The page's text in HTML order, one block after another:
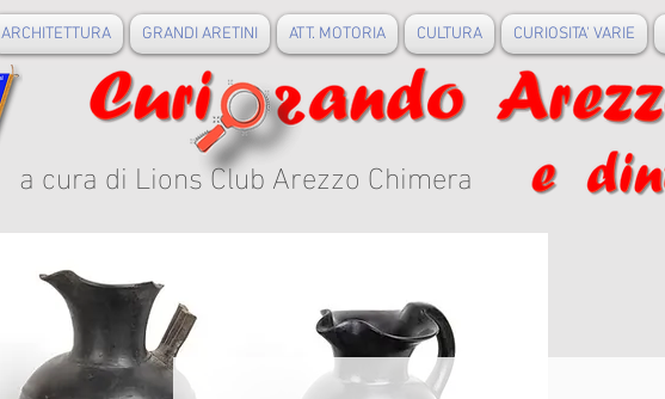
ARCHITETTURA GRANDI ARETINI ATT. MOTORIA CULTURA CURIOSITA' VARIE
a cura di Lions Club Arezzo Chimera